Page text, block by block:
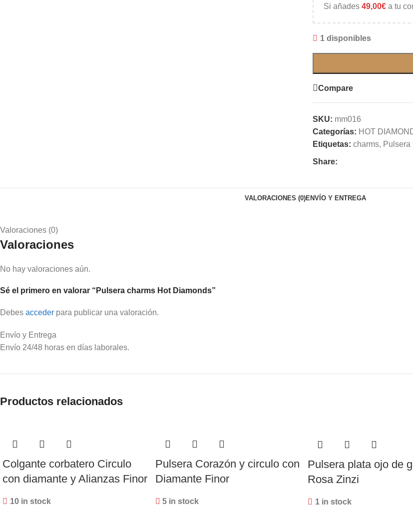
Si añades 49,00€a tu
1 disponibles
Compare
SKU: mm016
Categorías: HOT
Etiquetas: charms, Pulsera
Share:
VALORACIONES (0)ENVÍO Y ENTREGA
Valoraciones (0)
Valoraciones
No hay valoraciones aún.
Sé el primero en valorar “Pulsera charms Hot Diamonds”
Debes acceder para publicar una valoración.
Envío y Entrega
Envío 24/48 horas en días laborales.
Productos relacionados
Colgante corbatero Circulo
con diamante y Alianzas Finor
10 in stock
Pulsera Corazón y circulo con
Diamante Finor
5 in stock
Pulsera plata ojo de
Rosa Zinzi
1 in stock